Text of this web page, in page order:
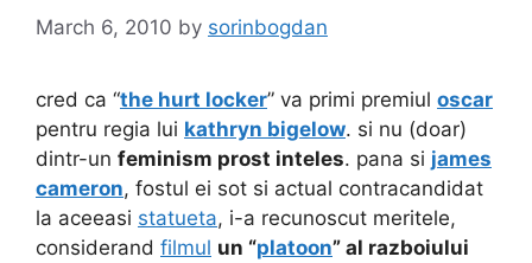
March 6, 2010 by sorinbogdan
cred ca “the hurt locker” va primi premiul oscar
pentru regia lui kathryn bigelow. si nu (doar)
dintr-un feminism prost inteles. pana si james
cameron, fostul ei sot si actual contracandidat
la aceeasi statueta, i-a recunoscut meritele,
considerand filmul un “platoon” al razboiului